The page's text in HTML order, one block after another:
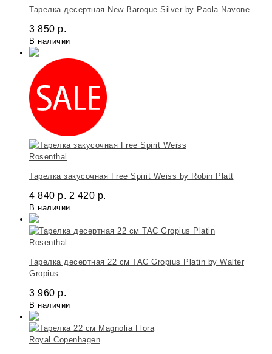
Тарелка десертная New Baroque Silver by Paola Navone
3 850 р.
В наличии
Rosenthal
Тарелка закусочная Free Spirit Weiss by Robin Platt
4 840р. 2 420 р.
В наличии
Rosenthal
Тарелка десертная 22 см TAC Gropius Platin by Walter
Gropius
3 960 р.
В наличии
Royal Copenhagen